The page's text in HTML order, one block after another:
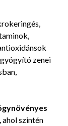
zenei
, ahol szintén